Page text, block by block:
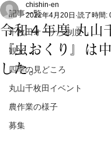
記事一覧
千枚田オーナー制度
観光
四季の見どころ
丸山千枚田イベント
農作業の様子
募集
令和４年度 丸山
『虫おくり』は
した。
chishin-en
2022年4月20日 読了時間: